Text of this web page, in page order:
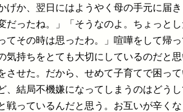
げか、翌日にはようやく母の手元に届
だったね。」「そうなのよ。ちょっと
てその時は思ったわ。」喧嘩をして帰
気持ちをとても大切にしているのだと
させた。だから、せめて子育てで困っ
、結局不機嫌になってしまうのはどう
戦っているんだと思う。お互いが辛く